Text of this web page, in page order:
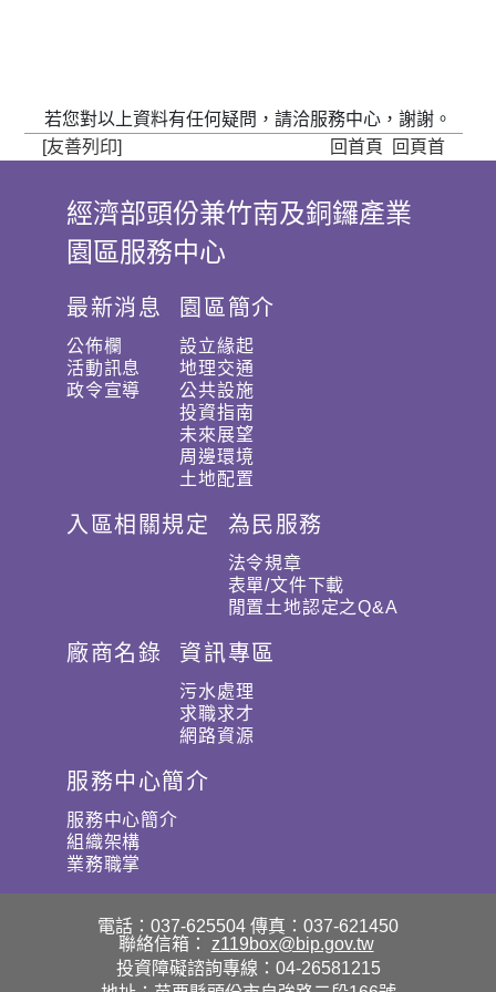
若您對以上資料有任何疑問，請洽服務中心，謝謝。
[友善列印]
回首頁 回頁首
:經濟部頭份兼竹南及銅鑼產業
園區服務中心
最新消息
公佈欄
活動訊息
政令宣導
園區簡介
設立緣起
地理交通
公共設施
投資指南
未來展望
周邊環境
土地配置
入區相關規定 為民服務
法令規章
表單/文件下載
閒置土地認定之Q&A
廠商名錄 資訊專區
污水處理
求職求才
網路資源
服務中心簡介
服務中心簡介
組織架構
業務職掌
電話：037-625504 傳真：037-621450
聯絡信箱：
z119box@bip.gov.tw
投資障礙諮詢專線：04-26581215